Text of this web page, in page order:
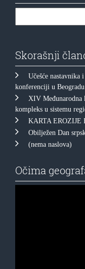
Skorašnji
Učešće nastavnika
konferenciji u Beogradu
XIV Međunarodna
kompleks u sistemu
KARTA EROZIJE
Obilježen Dan
(nema naslova)
Očima